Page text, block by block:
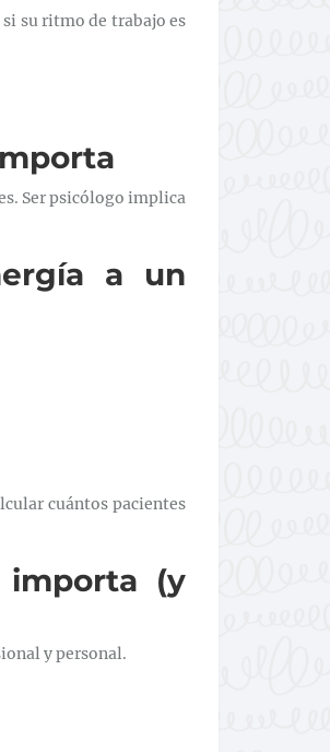
su ritmo de trabajo es
Ser psicólogo implica
a un
cuántos pacientes
(y
y personal.